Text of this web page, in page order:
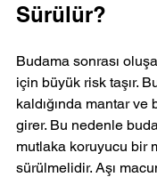
Sürülür?
Budama sonrası
için büyük risk taşır.
kaldığında mantar
girer. Bu nedenle
mutlaka koruyucu bir
sürülmelidir. Aşı